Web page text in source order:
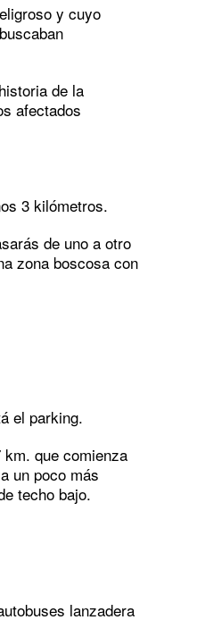
y cuyo
de la
afectados
3 kilómetros.
de uno a otro
zona boscosa con
el parking.
que comienza
un poco más
techo bajo.
lanzadera